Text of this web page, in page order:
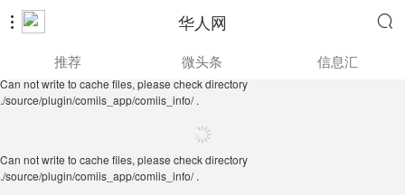
 华人网 
./source/plugin/comiis_app/comiis_info/ .
推荐 微头条 信息汇
Can not write to cache files, please check directory
./source/plugin/comiis_app/comiis_info/ .
Can not write to cache files, please check directory
./source/plugin/comiis_app/comiis_info/ .